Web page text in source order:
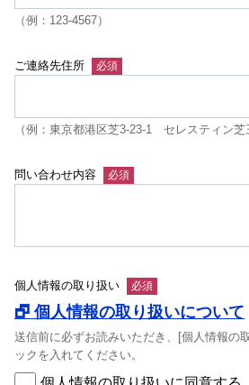
（例：123-4567）
ご連絡先住所
（例：東京都港区芝3-23-1 セレスティン芝
問い合わせ内容
個人情報の取り扱い
🗗 個人情報の取り扱いについて
送信前に必ずお読みいただき、[個人情報の
ックを入れてください。